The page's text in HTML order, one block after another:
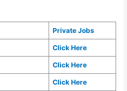
Private Jobs
Click Here
Click Here
Click Here